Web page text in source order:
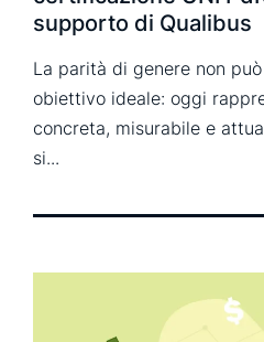
supporto di Qualibus
La parità di genere non
obiettivo ideale: oggi
concreta, misurabile e
si...